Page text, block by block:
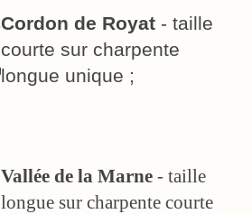
Cordon de Royat - taille
courte sur charpente
longue unique ;
Vallée de la Marne - taille
longue sur charpente courte